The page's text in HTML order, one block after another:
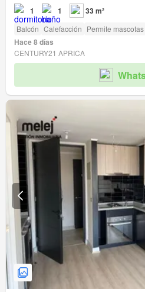
1 1 33 m²
Balcón Calefacción Permite mascotas
Hace 8 días
CENTURY21 APRICA